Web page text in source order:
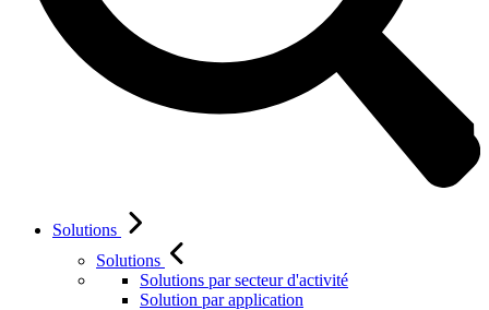
Solutions
Solutions
Solutions par secteur d'activité
Solution par application